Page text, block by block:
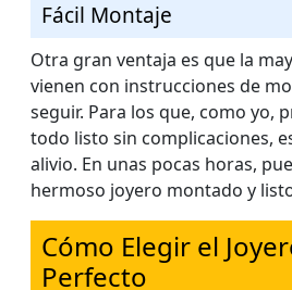
Fácil Montaje
Otra gran ventaja es que la
vienen con instrucciones de
seguir. Para los que, como yo,
todo listo sin complicaciones,
alivio. En unas pocas horas,
hermoso joyero montado y
Cómo Elegir el
Perfecto